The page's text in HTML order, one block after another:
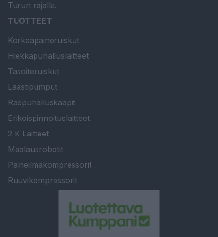
Turun rajalla.
TUOTTEET
Korkeapaineruiskut
Hiekkapuhalluslaitteet
Tasoiteruiskut
Laastipumput
Raepuhalluskaapit
Erikoispinnoituslaitteet
2 K Laitteet
Maalausrobotit
Paineilmakompressorit
Ruuvikompressorit